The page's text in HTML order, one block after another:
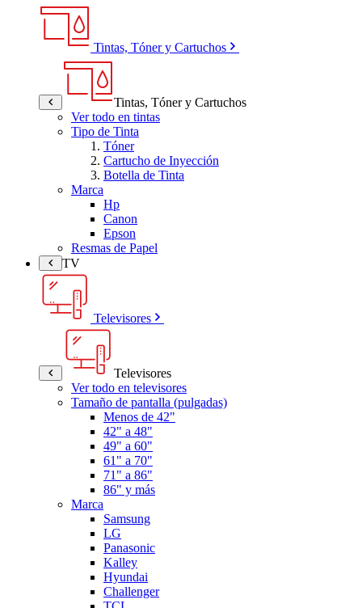
Tintas, Tóner y Cartuchos
Tintas, Tóner y Cartuchos
Ver todo en tintas
Tipo de Tinta
Tóner
Cartucho de Inyección
Botella de Tinta
Marca
Hp
Canon
Epson
Resmas de Papel
TV
Televisores
Televisores
Ver todo en televisores
Tamaño de pantalla (pulgadas)
Menos de 42"
42" a 48"
49" a 60"
61" a 70"
71" a 86"
86" y más
Marca
Samsung
LG
Panasonic
Kalley
Hyundai
Challenger